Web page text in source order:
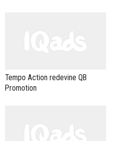
Tempo Action redevine QB
Promotion